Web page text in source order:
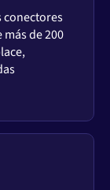
conectores
de 200